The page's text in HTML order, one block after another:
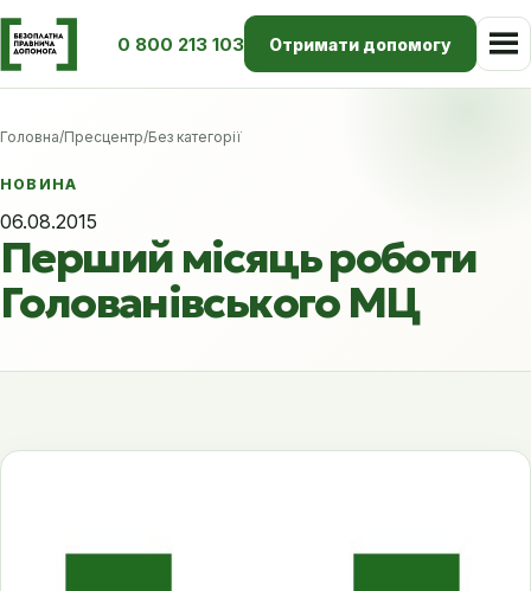
0 800 213 103 Отримати допомогу
Головна/Пресцентр/Без категорії
НОВИНА
06.08.2015
Перший місяць роботи
Голованівського МЦ